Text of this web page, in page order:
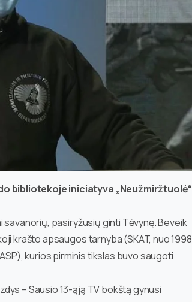
bibliotekoje iniciatyva „Neužmiržtuolė“
pasiryžusių ginti Tėvynę. Beveik
krašto apsaugos tarnyba (SKAT, nuo 1998
kurios pirminis tikslas buvo saugoti
– Sausio 13-ąją TV bokštą gynusi